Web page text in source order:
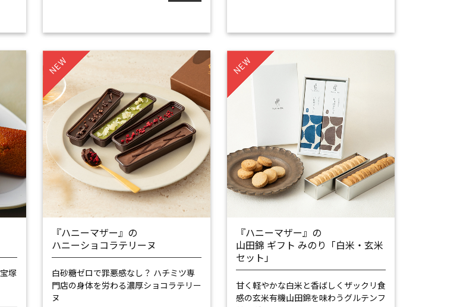
宝塚
NEW
『ハニーマザー』の
ハニーショコラテリーヌ
白砂糖ゼロで罪悪感なし？ ハチミツ専
門店の身体を労わる濃厚ショコラテリー
ヌ
NEW
『ハニーマザー』の
山田錦 ギフト みのり「白米・玄米
セット」
甘く軽やかな白米と香ばしくザックリ食
感の玄米有機山田錦を味わうグルテンフ